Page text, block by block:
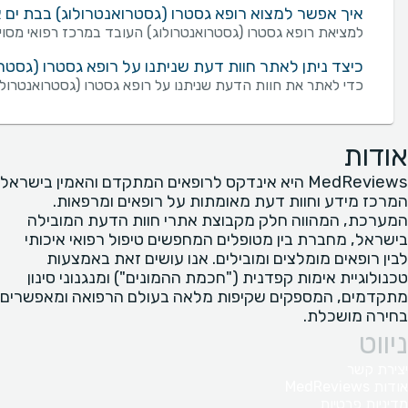
איך אפשר למצוא רופא גסטרו (גסטרואנטרולוג) בבת
למציאת רופא גסטרו (גסטרואנטרולוג) העובד במרכז רפואי
כיצד ניתן לאתר חוות דעת שניתנו על רופא גסטרו
כדי לאתר את חוות הדעת שניתנו על רופא גסטרו
אודות
MedReviews היא אינדקס לרופאים המתקדם והאמין בישראל
המרכז מידע וחוות דעת מאומתות על רופאים ומרפאות.
המערכת, המהווה חלק מקבוצת אתרי חוות הדעת המובילה
בישראל, מחברת בין מטופלים המחפשים טיפול רפואי איכותי
לבין רופאים מומלצים ומובילים. אנו עושים זאת באמצעות
טכנולוגיית אימות קפדנית ("חכמת ההמונים") ומנגנוני סינון
מתקדמים, המספקים שקיפות מלאה בעולם הרפואה ומאפשרים
בחירה מושכלת.
ניווט